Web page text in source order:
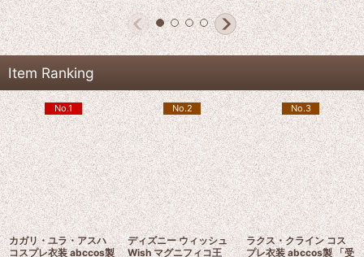
Item Ranking
No.1
カガリ・ユラ・アスハ
コスプレ衣装 abccos製
No.2
ディズニー ウィッシュ
Wish マグニフィコ王
No.3
ラクス・クライン コス
プレ衣装 abccos製 「受